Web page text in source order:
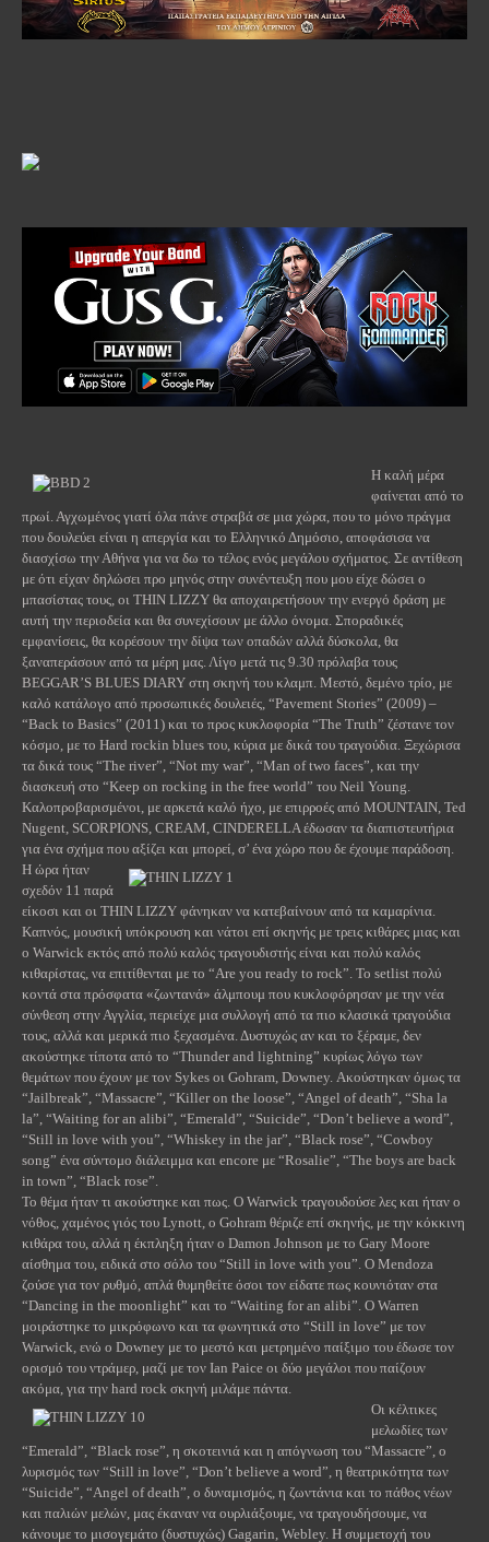
Η καλή μέρα
φαίνεται από το
πρωί. Αγχωμένος γιατί όλα πάνε στραβά σε μια χώρα, που το μόνο πράγμα
που δουλεύει είναι η απεργία και το Ελληνικό Δημόσιο, αποφάσισα να
διασχίσω την Αθήνα για να δω το τέλος ενός μεγάλου σχήματος. Σε αντίθεση
με ότι είχαν δηλώσει προ μηνός στην συνέντευξη που μου είχε δώσει ο
μπασίστας τους, οι THIN LIZZY θα αποχαιρετήσουν την ενεργό δράση με
αυτή την περιοδεία και θα συνεχίσουν με άλλο όνομα. Σποραδικές
εμφανίσεις, θα κορέσουν την δίψα των οπαδών αλλά δύσκολα, θα
ξαναπεράσουν από τα μέρη μας. Λίγο μετά τις 9.30 πρόλαβα τους
BEGGAR’S BLUES DIARY στη σκηνή του κλαμπ. Μεστό, δεμένο τρίο, με
καλό κατάλογο από προσωπικές δουλειές, “Pavement Stories” (2009) –
“Back to Basics” (2011) και το προς κυκλοφορία “The Truth” ζέστανε τον
κόσμο, με το Hard rockin blues του, κύρια με δικά του τραγούδια. Ξεχώρισα
τα δικά τους “The river”, “Not my war”, “Man of two faces”, και την
διασκευή στο “Keep on rocking in the free world” του Neil Young.
Καλοπροβαρισμένοι, με αρκετά καλό ήχο, με επιρροές από MOUNTAIN Ted
Nugent SCORPIONS CREAM CINDERELLA έδωσαν τα διαπιστευτήρια
για ένα σχήμα που αξίζει και μπορεί, σ’ ένα χώρο που δε έχουμε παράδοση.
Η ώρα ήταν
σχεδόν 11 παρά
είκοσι και οι THIN LIZZY φάνηκαν να κατεβαίνουν από τα καμαρίνια.
Καπνός, μουσική υπόκρουση και νάτοι επί σκηνής με τρεις κιθάρες μιας και
ο Warwick εκτός από πολύ καλός τραγουδιστής είναι και πολύ καλός
κιθαρίστας, να επιτίθενται με το “Are you ready to rock”. Το setlist πολύ
κοντά στα πρόσφατα «ζωντανά» άλμπουμ που κυκλοφόρησαν με την νέα
σύνθεση στην Αγγλία, περιείχε μια συλλογή από τα πιο κλασικά τραγούδια
τους, αλλά και μερικά πιο ξεχασμένα. Δυστυχώς αν και το ξέραμε, δεν
ακούστηκε τίποτα από το “Thunder and lightning” κυρίως λόγω των
θεμάτων που έχουν με τον Sykes οι Gohram Downey . Ακούστηκαν όμως τα
“Jailbreak”, “Massacre”, “Killer on the loose”, “Angel of death”, “Sha la
la”, “Waiting for an alibi”, “Emerald”, “Suicide”, “Don’t believe a word”,
“Still in love with you”, “Whiskey in the jar”, “Black rose”, “Cowboy
song” ένα σύντομο διάλειμμα και encore με “Rosalie”, “The boys are back
in town”, “Black rose”.
Το θέμα ήταν τι ακούστηκε και πως. Ο Warwick τραγουδούσε λες και ήταν ο
νόθος, χαμένος γιός του Lynott , ο Gohram θέριζε επί σκηνής, με την κόκκινη
κιθάρα του, αλλά η έκπληξη ήταν ο Damon Johnson με το Gary Moore
αίσθημα του, ειδικά στο σόλο του “Still in love with you”. Ο Mendoza
ζούσε για τον ρυθμό, απλά θυμηθείτε όσοι τον είδατε πως κουνιόταν στα
“Dancing in the moonlight” και το “Waiting for an alibi”. Ο Warren
μοιράστηκε το μικρόφωνο και τα φωνητικά στο “Still in love” με τον
Warwick , ενώ ο Downey με το μεστό και μετρημένο παίξιμο του έδωσε τον
ορισμό του ντράμερ, μαζί με τον Ian Paice οι δύο μεγάλοι που παίζουν
ακόμα, για την hard rock σκηνή μιλάμε πάντα.
Οι κέλτικες
μελωδίες των
“Emerald”, “Black rose”, η σκοτεινιά και η απόγνωση του “Massacre”, ο
λυρισμός των “Still in love”, “Don’t believe a word”, η θεατρικότητα των
“Suicide”, “Angel of death”, ο δυναμισμός, η ζωντάνια και το πάθος νέων
και παλιών μελών, μας έκαναν να ουρλιάξουμε, να τραγουδήσουμε, να
κάνουμε το μισογεμάτο (δυστυχώς) Gagarin Webley . Η συμμετοχή του